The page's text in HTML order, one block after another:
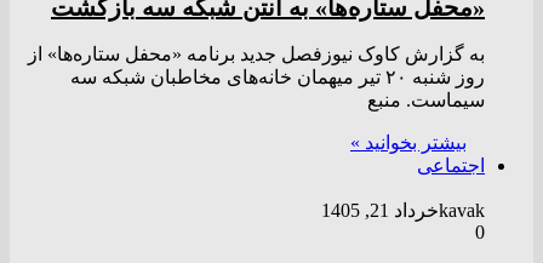
«محفل ستاره‌ها» به آنتن شبکه سه بازگشت
به گزارش کاوک نیوزفصل جدید برنامه «محفل ستاره‌ها» از
روز شنبه ۲۰ تیر میهمان خانه‌های مخاطبان شبکه سه
سیماست. منبع
بیشتر بخوانید »
اجتماعی
kavakخرداد 21, 1405
0